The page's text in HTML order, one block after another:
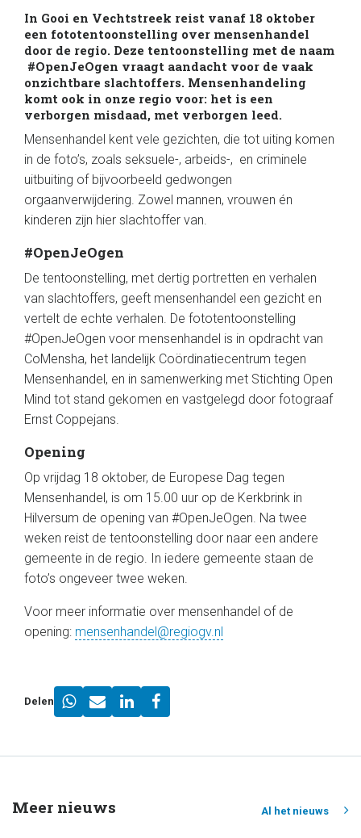
In Gooi en Vechtstreek reist vanaf 18 oktober
een fototentoonstelling over mensenhandel
door de regio. Deze tentoonstelling met de naam
#OpenJeOgen vraagt aandacht voor de vaak
onzichtbare slachtoffers. Mensenhandeling
komt ook in onze regio voor: het is een
verborgen misdaad, met verborgen leed.
Mensenhandel kent vele gezichten, die tot uiting komen
in de foto’s, zoals seksuele-, arbeids-, en criminele
uitbuiting of bijvoorbeeld gedwongen
orgaanverwijdering. Zowel mannen, vrouwen én
kinderen zijn hier slachtoffer van.
#OpenJeOgen
De tentoonstelling, met dertig portretten en verhalen
van slachtoffers, geeft mensenhandel een gezicht en
vertelt de echte verhalen. De fototentoonstelling
#OpenJeOgen voor mensenhandel is in opdracht van
CoMensha, het landelijk Coördinatiecentrum tegen
Mensenhandel, en in samenwerking met Stichting Open
Mind tot stand gekomen en vastgelegd door fotograaf
Ernst Coppejans.
Opening
Op vrijdag 18 oktober, de Europese Dag tegen
Mensenhandel, is om 15.00 uur op de Kerkbrink in
Hilversum de opening van #OpenJeOgen. Na twee
weken reist de tentoonstelling door naar een andere
gemeente in de regio. In iedere gemeente staan de
foto’s ongeveer twee weken.
Voor meer informatie over mensenhandel of de
opening: mensenhandel@regiogv.nl
Delen
Meer nieuws Al het nieuws